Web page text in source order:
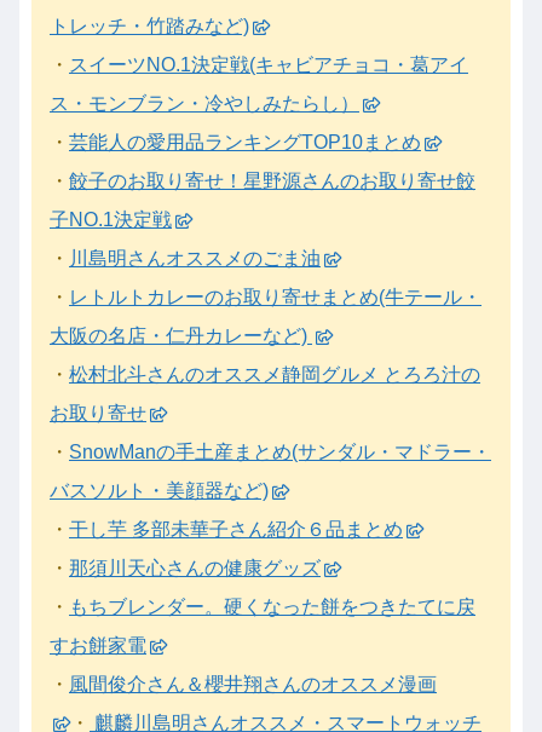
トレッチ・竹踏みなど)
・ スイーツNO.1決定戦(キャビアチョコ・葛アイ
ス・モンブラン・冷やしみたらし）
・ 芸能人の愛用品ランキングTOP10まとめ
・ 餃子のお取り寄せ！星野源さんのお取り寄せ餃
子NO.1決定戦
・ 川島明さんオススメのごま油
・ レトルトカレーのお取り寄せまとめ(牛テール・
大阪の名店・仁丹カレーなど)
・ 松村北斗さんのオススメ静岡グルメ とろろ汁の
お取り寄せ
・ SnowManの手土産まとめ(サンダル・マドラー・
バスソルト・美顔器など)
・ 干し芋 多部未華子さん紹介６品まとめ
・ 那須川天心さんの健康グッズ
・ もちブレンダー。硬くなった餅をつきたてに戻
すお餅家電
・ 風間俊介さん＆櫻井翔さんのオススメ漫画
・
麒麟川島明さんオススメ・スマートウォッチ